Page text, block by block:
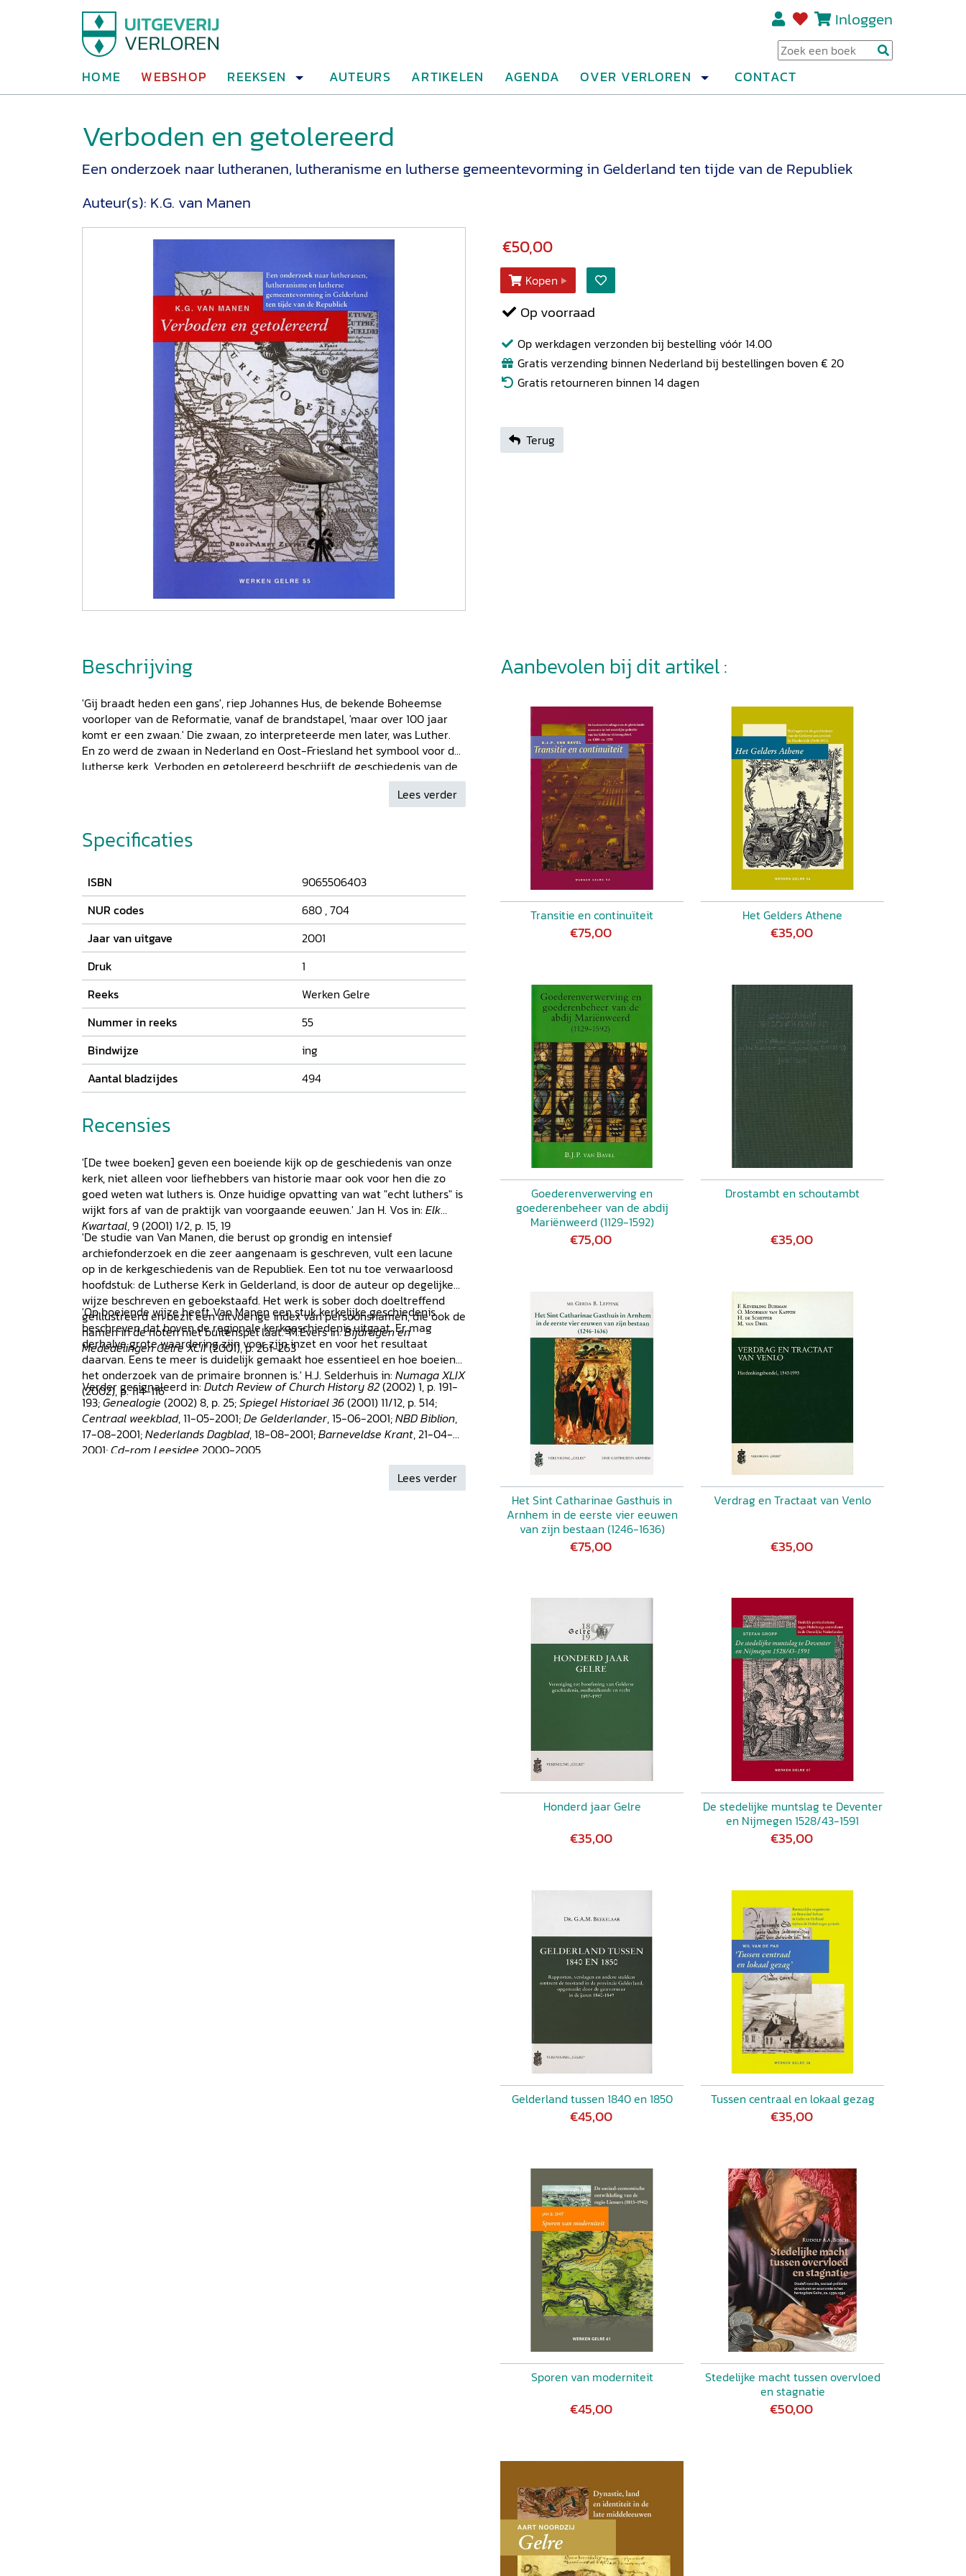
Inloggen
HOME WEBSHOP REEKSEN AUTEURS ARTIKELEN AGENDA OVER VERLOREN CONTACT
Verboden en getolereerd
Een onderzoek naar lutheranen, lutheranisme en lutherse gemeentevorming in Gelderland ten tijde van de Republiek
Auteur(s): K.G. van Manen
€50,00
Kopen
Op voorraad
Op werkdagen verzonden bij bestelling vóór 14.00
Gratis verzending binnen Nederland bij bestellingen boven € 20
Gratis retourneren binnen 14 dagen
Terug
Beschrijving
'Gij braadt heden een gans', riep Johannes Hus, de bekende Boheemse
voorloper van de Reformatie, vanaf de brandstapel, 'maar over 100 jaar
komt er een zwaan.' Die zwaan, zo interpreteerde men later, was Luther.
En zo werd de zwaan in Nederland en Oost-Friesland het symbool voor de
lutherse kerk. Verboden en getolereerd beschrijft de geschiedenis van de
lutheranen in het gewest Gelderland tijdens het ancien régime.
Aanvankelijk werden lutherse diensten verboden door de overheid. In
predikanten verbannen. In een inleidende hoofdstuk beschrijft Van Manen
de positie van de lutheranen in de Republiek en licht toe waarom de
van de machtige 'moedergemeente' in Amsterdam hadden de meeste
Gelderse gemeenten zich niet of nauwelijks kunnen handhaven. Aan het
einde van de zeventiende eeuw nam de vervolging af en werden
lutheranen gaandeweg getolereerd. Steeds minder werden zij beschouwd
als 'vreemdelingen en bijwoners'. In de loop van de achttiende eeuw
ontvingen de lutherse gemeenten zelfs subsidies van locale en
gewestelijke overheden.
Lees verder
Specificaties
ISBN
9065506403
NUR codes
680 ,704
Jaar van uitgave
2001
Druk
1
Reeks
Werken Gelre
Nummer in reeks
55
Bindwijze
ing
Aantal bladzijdes
494
Recensies
'[De twee boeken] geven een boeiende kijk op de geschiedenis van onze
kerk, niet alleen voor liefhebbers van historie maar ook voor hen die zo
goed weten wat luthers is. Onze huidige opvatting van wat "echt luthers" is
wijkt fors af van de praktijk van voorgaande eeuwen.' Jan H. Vos in: Elk
Kwartaal, 9 (2001) 1/2, p. 15, 19
'De studie van Van Manen, die berust op grondig en intensief
archiefonderzoek en die zeer aangenaam is geschreven, vult een lacune
op in de kerkgeschiedenis van de Republiek. Een tot nu toe verwaarloosd
hoofdstuk: de Lutherse Kerk in Gelderland, is door de auteur op degelijke
wijze beschreven en geboekstaafd. Het werk is sober doch doeltreffend
geïllustreerd en bezit een uitvoerige index van persoonsnamen, die ook de
namen in de noten niet buitenspel laat.' M.Evers in:Bijdragen en
Mededelingen Gelre XCII(2001), p. 261-263
'Op boeiende wijze heeft Van Manen een stuk kerkelijke geschiedenis
beschreven dat boven de regionale kerkgeschiedenis uitgaat. Er mag
derhalve grote waardering zijn voor zijn inzet en voor het resultaat
daarvan. Eens te meer is duidelijk gemaakt hoe essentieel en hoe boeiend
het onderzoek van de primaire bronnen is.' H.J. Selderhuis in: Numaga XLIX
(2002), p. 114-116
Verder gesignaleerd in: Dutch Review of Church History 82(2002) 1, p. 191-
193;Genealogie (2002) 8, p. 25;Spiegel Historiael 36(2001) 11/12, p. 514;
Centraal weekblad, 11-05-2001;De Gelderlander, 15-06-2001;NBD Biblion,
17-08-2001;Nederlands Dagblad, 18-08-2001;Barneveldse Krant, 21-04-
2001;Cd-rom Leesidee 2000-2005.
Lees verder
Aanbevolen bij dit artikel :
Transitie en continuïteit
€75,00
Het Gelders Athene
€35,00
Goederenverwerving en
goederenbeheer van de abdij
Mariënweerd (1129-1592)
€75,00
Drostambt en schoutambt
€35,00
Het Sint Catharinae Gasthuis in
Arnhem in de eerste vier eeuwen
van zijn bestaan (1246-1636)
€75,00
Verdrag en Tractaat van Venlo
€35,00
Honderd jaar Gelre
€35,00
De stedelijke muntslag te Deventer
en Nijmegen 1528/43-1591
€35,00
Gelderland tussen 1840 en 1850
€45,00
Tussen centraal en lokaal gezag
€35,00
Sporen van moderniteit
€45,00
Stedelijke macht tussen overvloed
en stagnatie
€50,00